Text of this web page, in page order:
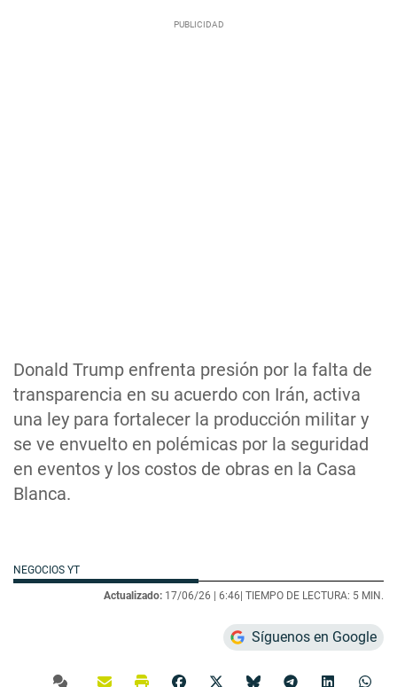
Donald Trump enfrenta presión por la falta de
transparencia en su acuerdo con Irán, activa
una ley para fortalecer la producción militar y
se ve envuelto en polémicas por la seguridad
en eventos y los costos de obras en la Casa
Blanca.
NEGOCIOS YT
Actualizado: 17/06/26 | 6:46| TIEMPO DE LECTURA: 5 MIN.
Síguenos en Google